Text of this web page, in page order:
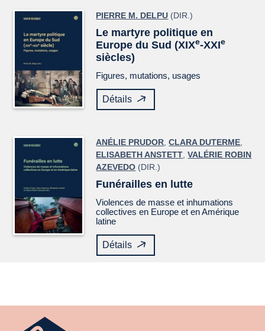
PIERRE M. DELPU (DIR.)
Le martyre politique en
Europe du Sud (XIXe-XXIe
siècles)
Figures, mutations, usages
Détails
ANÉLIE PRUDOR ,CLARA DUTERME
ELISABETH ANSTETT ,VALÉRIE ROBIN
AZEVEDO (DIR.)
Funérailles en lutte
Violences de masse et inhumations
collectives en Europe et en Amérique
latine
Détails